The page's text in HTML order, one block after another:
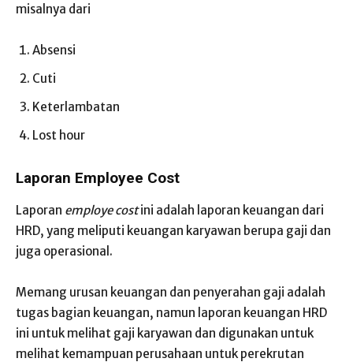
misalnya dari
Absensi
Cuti
Keterlambatan
Lost hour
Laporan Employee Cost
Laporan employe costini adalah laporan keuangan dari
HRD, yang meliputi keuangan karyawan berupa gaji dan
juga operasional.
Memang urusan keuangan dan penyerahan gaji adalah
tugas bagian keuangan, namun laporan keuangan HRD
ini untuk melihat gaji karyawan dan digunakan untuk
melihat kemampuan perusahaan untuk perekrutan